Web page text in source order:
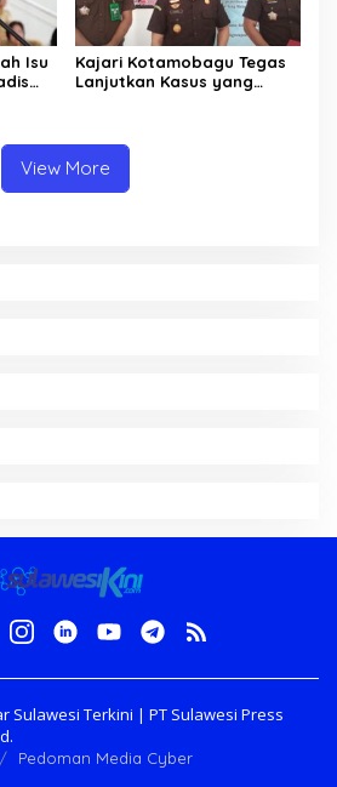
Isu
Kajari Kotamobagu Tegas
Lanjutkan Kasus yang
View More
Sulawesi Terkini | PT Sulawesi Press
Pedoman Media Cyber